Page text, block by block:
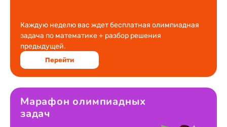
Каждую неделю вас ждет бесплатная олимпиадная
задача по математике + разбор решения
предыдущей.
Перейти
Марафон олимпиадных
задач